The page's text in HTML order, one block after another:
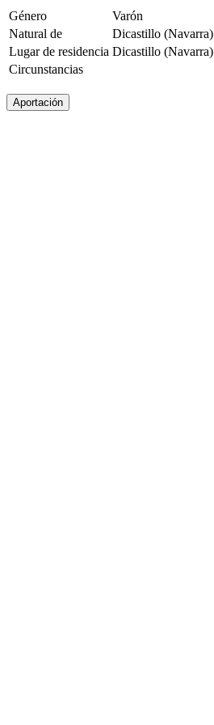
Género
Varón
Natural de
Dicastillo (Navarra)
Lugar de residencia Dicastillo (Navarra)
Circunstancias